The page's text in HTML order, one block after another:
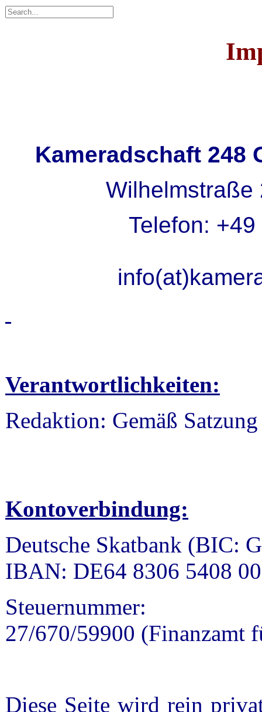
Kameradschaft 248
Wilhelmstraße
Telefon:
Verantwortlichkeiten:
Redaktion: Gemäß
Kontoverbindung:
Deutsche Skatbank (BIC:
IBAN: DE64 8306 5408
Steuernummer:
27/670/59900 (Finanzamt
Diese Seite wird rein